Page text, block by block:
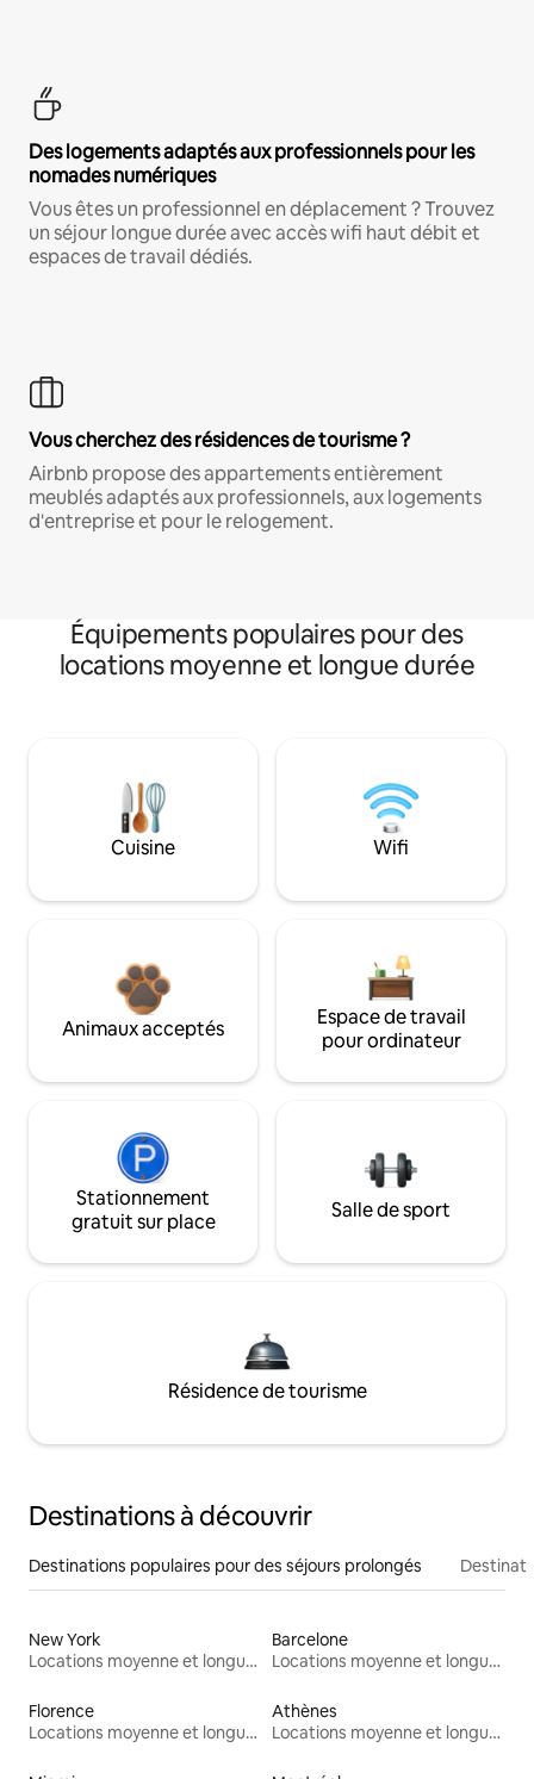
Des logements adaptés aux professionnels pour les
nomades numériques
Vous êtes un professionnel en déplacement ? Trouvez
un séjour longue durée avec accès wifi haut débit et
espaces de travail dédiés.
Vous cherchez des résidences de tourisme ?
Airbnb propose des appartements entièrement
meublés adaptés aux professionnels, aux logements
d'entreprise et pour le relogement.
Équipements populaires pour des
locations moyenne et longue durée
Cuisine Wifi
Animaux acceptés
Espace de travail
pour ordinateur
Stationnement
gratuit sur place
Salle de sport
Résidence de tourisme
Destinations à découvrir
Destinations populaires pour des séjours prolongés
New York
Locations moyenne et longue durée
Barcelone
Locations moyenne et longue durée
Florence
Locations moyenne et longue durée
Athènes
Locations moyenne et longue durée